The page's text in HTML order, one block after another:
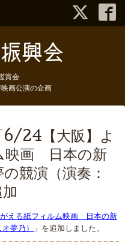
賞会
画公演の企画
6/24【大阪】よ
映画 日本の新
競演（演奏：
える紙フィルム映画 日本の新
夢乃） 」を追加しました。